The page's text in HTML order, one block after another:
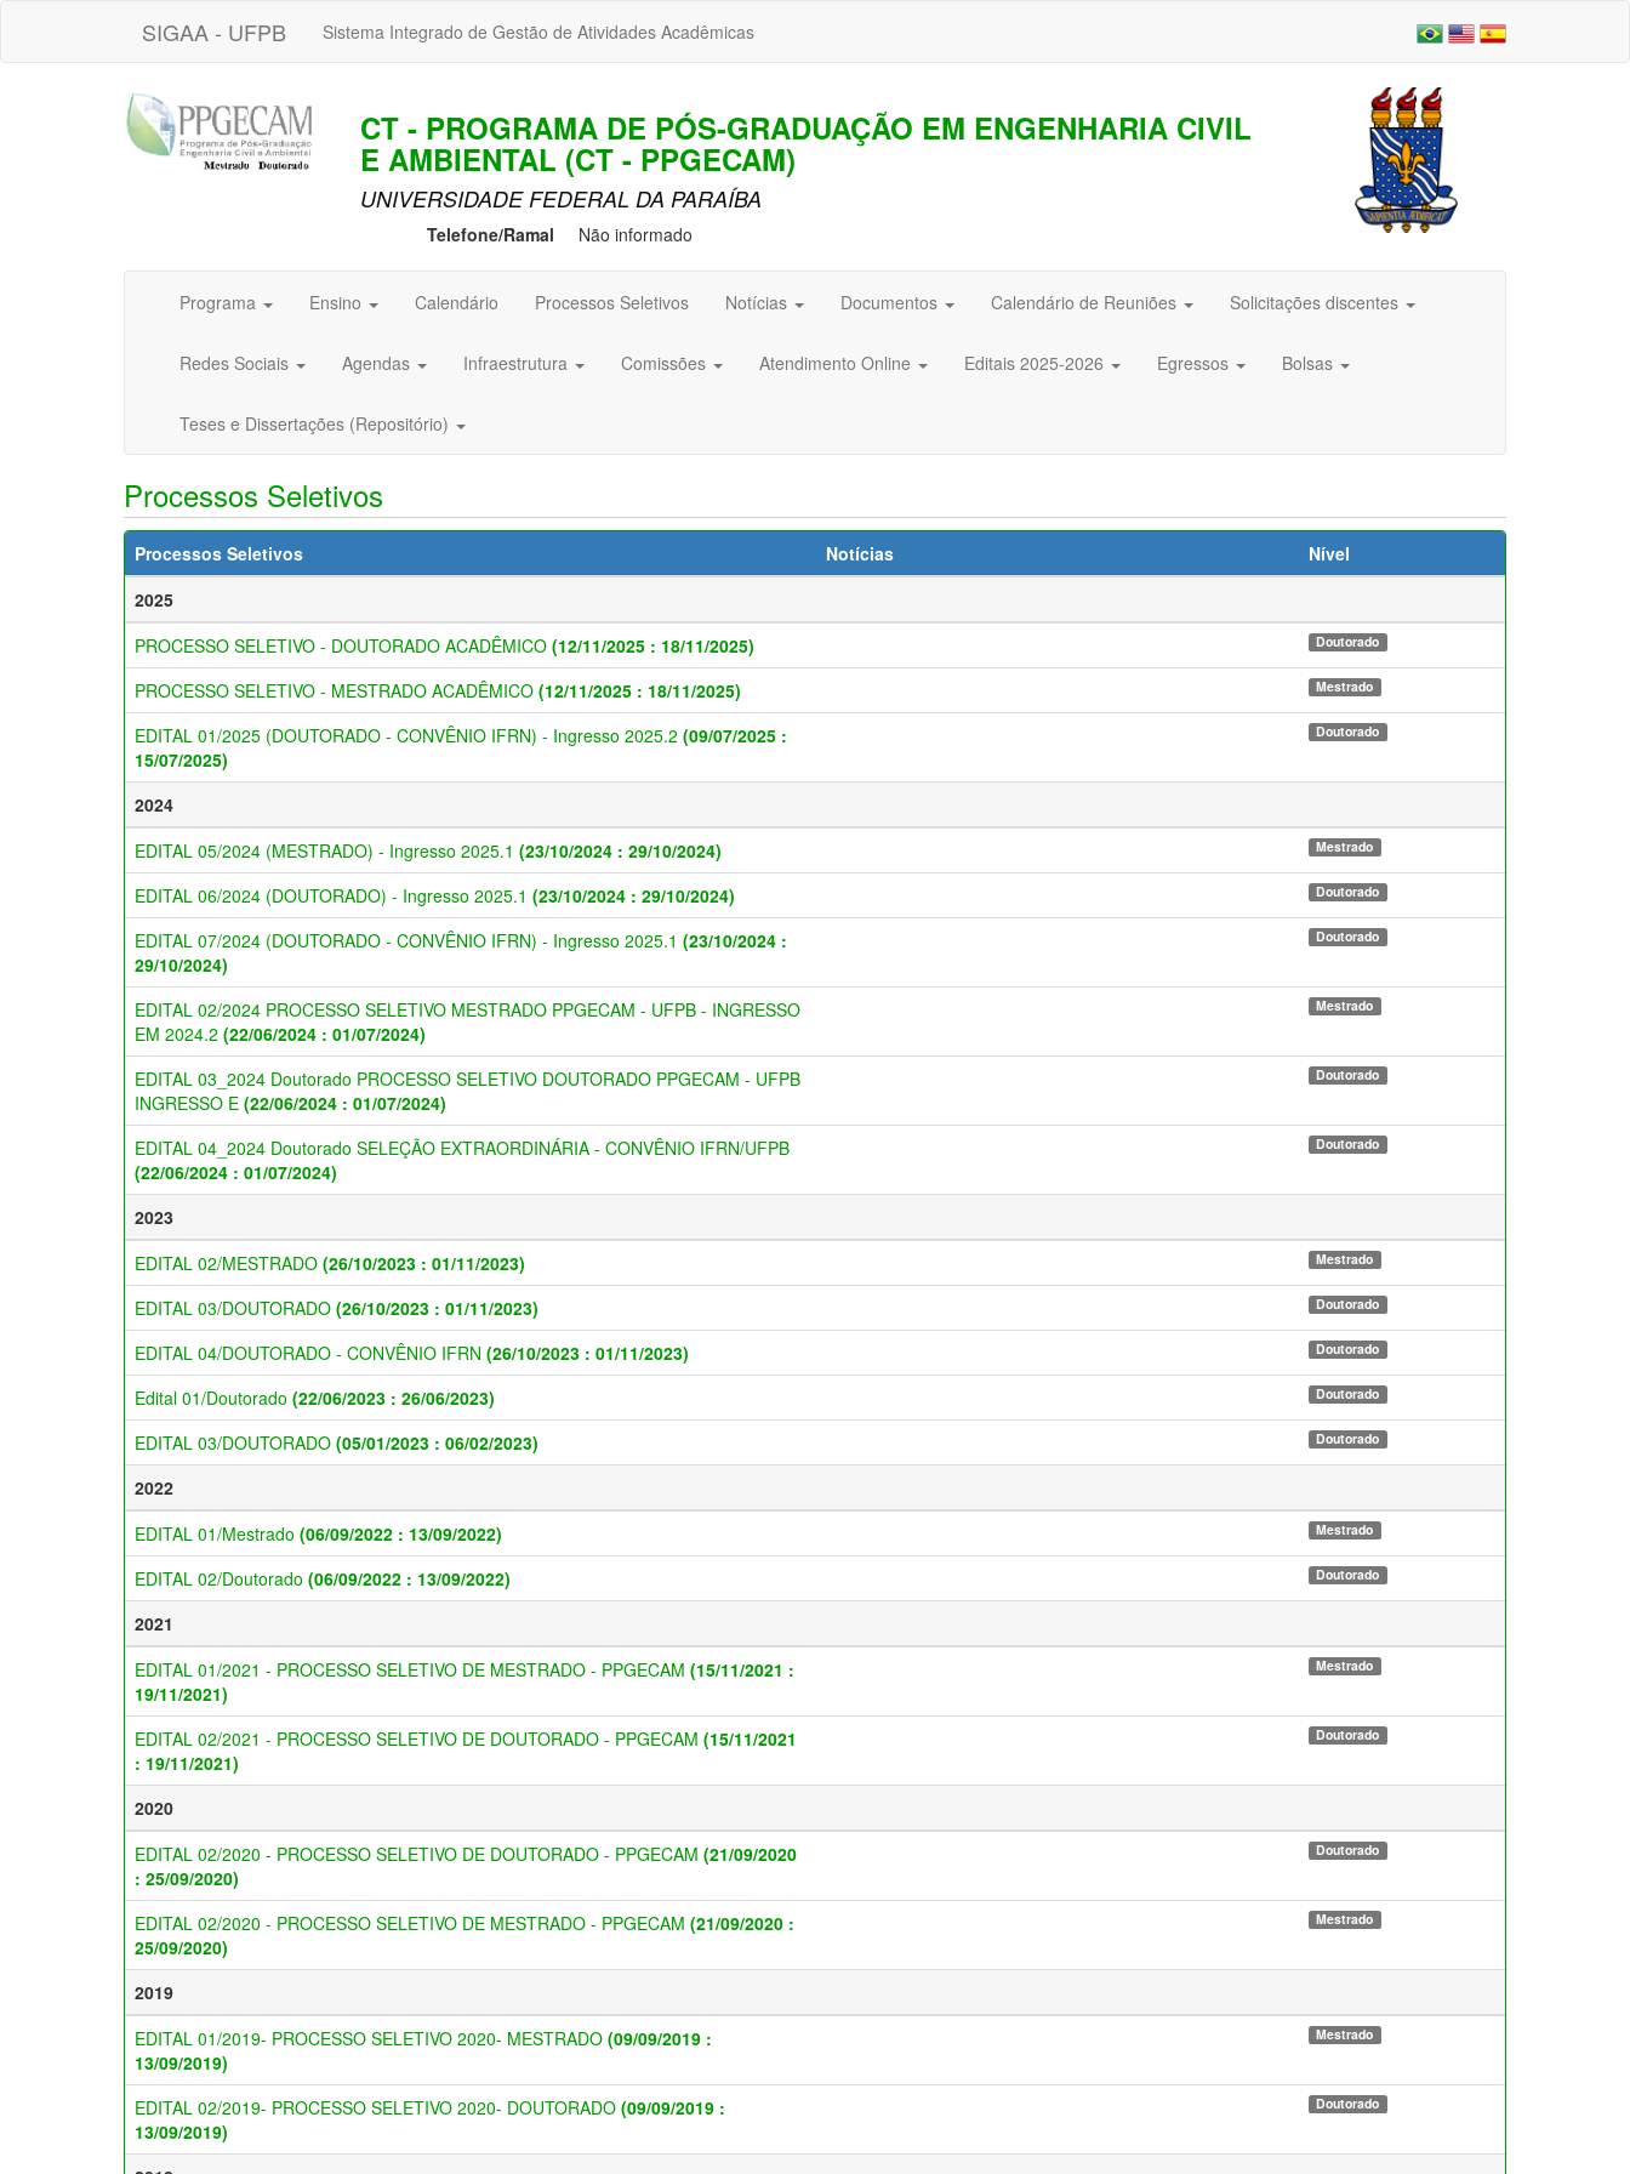
SIGAA - UFPB Sistema Integrado de Gestão de Atividades Acadêmicas
CT - PROGRAMA DE PÓS-GRADUAÇÃO EM ENGENHARIA CIVIL
E AMBIENTAL (CT - PPGECAM)
UNIVERSIDADE FEDERAL DA PARAÍBA
Telefone/Ramal Não informado
Programa Ensino Calendário Processos Seletivos Notícias Documentos Calendário de Reuniões Solicitações discentes
Redes Sociais Agendas Infraestrutura Comissões Atendimento Online Editais 2025-2026 Egressos Bolsas
Teses e Dissertações (Repositório)
Processos Seletivos
Processos Seletivos Notícias
Nível
2025
PROCESSO SELETIVO - DOUTORADO ACADÊMICO (12/11/2025 : 18/11/2025) Doutorado
PROCESSO SELETIVO - MESTRADO ACADÊMICO (12/11/2025 : 18/11/2025) Mestrado
EDITAL 01/2025 (DOUTORADO - CONVÊNIO IFRN) - Ingresso 2025.2 (09/07/2025 :
15/07/2025)
Doutorado
2024
EDITAL 05/2024 (MESTRADO) - Ingresso 2025.1 (23/10/2024 : 29/10/2024) Mestrado
EDITAL 06/2024 (DOUTORADO) - Ingresso 2025.1 (23/10/2024 : 29/10/2024) Doutorado
EDITAL 07/2024 (DOUTORADO - CONVÊNIO IFRN) - Ingresso 2025.1 (23/10/2024 :
29/10/2024)
Doutorado
EDITAL 02/2024 PROCESSO SELETIVO MESTRADO PPGECAM - UFPB - INGRESSO
EM 2024.2 (22/06/2024 : 01/07/2024)
Mestrado
EDITAL 03_2024 Doutorado PROCESSO SELETIVO DOUTORADO PPGECAM - UFPB 
INGRESSO E (22/06/2024 : 01/07/2024)
Doutorado
EDITAL 04_2024 Doutorado SELEÇÃO EXTRAORDINÁRIA - CONVÊNIO IFRN/UFPB
(22/06/2024 : 01/07/2024)
Doutorado
2023
EDITAL 02/MESTRADO (26/10/2023 : 01/11/2023) Mestrado
EDITAL 03/DOUTORADO (26/10/2023 : 01/11/2023) Doutorado
EDITAL 04/DOUTORADO - CONVÊNIO IFRN (26/10/2023 : 01/11/2023) Doutorado
Edital 01/Doutorado (22/06/2023 : 26/06/2023) Doutorado
EDITAL 03/DOUTORADO (05/01/2023 : 06/02/2023) Doutorado
2022
EDITAL 01/Mestrado (06/09/2022 : 13/09/2022) Mestrado
EDITAL 02/Doutorado (06/09/2022 : 13/09/2022) Doutorado
2021
EDITAL 01/2021 - PROCESSO SELETIVO DE MESTRADO - PPGECAM (15/11/2021 :
19/11/2021)
Mestrado
EDITAL 02/2021 - PROCESSO SELETIVO DE DOUTORADO - PPGECAM (15/11/2021
: 19/11/2021)
Doutorado
2020
EDITAL 02/2020 - PROCESSO SELETIVO DE DOUTORADO - PPGECAM (21/09/2020
: 25/09/2020)
Doutorado
EDITAL 02/2020 - PROCESSO SELETIVO DE MESTRADO - PPGECAM (21/09/2020 :
25/09/2020)
Mestrado
2019
EDITAL 01/2019- PROCESSO SELETIVO 2020- MESTRADO (09/09/2019 :
13/09/2019)
Mestrado
EDITAL 02/2019- PROCESSO SELETIVO 2020- DOUTORADO (09/09/2019 :
13/09/2019)
Doutorado